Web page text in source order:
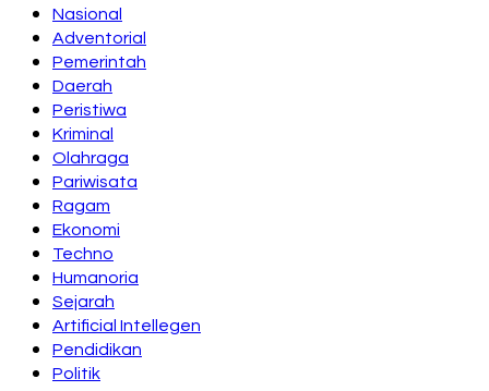
Nasional
Adventorial
Pemerintah
Daerah
Peristiwa
Kriminal
Olahraga
Pariwisata
Ragam
Ekonomi
Techno
Humanoria
Sejarah
Artificial Intellegen
Pendidikan
Politik